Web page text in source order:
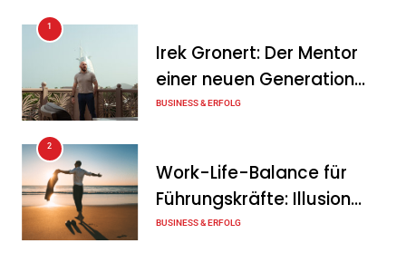
Geschäftsverlauf im
zweiten Quartal
Intersolar-Trend 2026:
Warum Batteriespeicher
zum wichtigsten Baustein
der Energiewende werden
1
Irek Gronert: Der Mentor
einer neuen Generation
von Unternehmern
BUSINESS & ERFOLG
2
Work-Life-Balance für
Führungskräfte: Illusion
oder echte Chance?
BUSINESS & ERFOLG